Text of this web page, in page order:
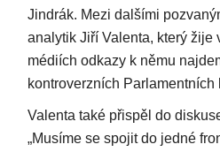
Jindrák. Mezi dalšími
analytik Jiří Valenta, který žije
médiích odkazy k němu
kontroverzních Parlamentních
Valenta také přispěl do
„Musíme se spojit do jedné